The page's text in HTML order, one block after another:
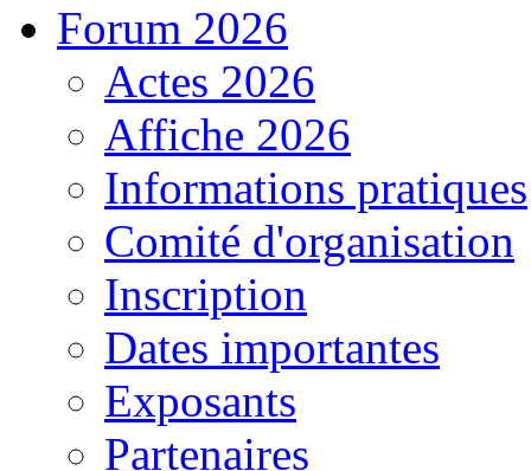
Forum 2026
Actes 2026
Affiche 2026
Informations pratiques
Comité d'organisation
Inscription
Dates importantes
Exposants
Partenaires